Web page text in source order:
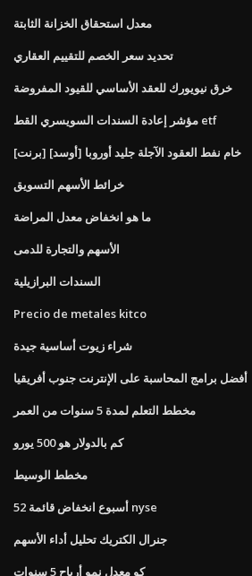
معدل استحقاق الخزانة الثابتة
تحديد سعر الخصم للتقييم العقاري
خرق نيويورك للعقد الأساسي للقيود المفروضة
مؤشر إعادة السندات السويسري القط etf
[برنت] خام نفط العقود الآجلة جليد أوروبا [أوسد]
خرائط الأسهم التسويق
ما هو انخفاض معدل المراضة
الأسهم والتجارة للدمى
السندات البرازيلية
Precio de metales kitco
شراء زيوت أساسية جيدة
أفضل برامج المحاسبة على الإنترنت جنوب أفريقيا
مخطط التعلم لمدة 5 سنوات من العمر
كم بالدولار هو 500 يورو
مخطط الوسيط
52 أسبوع انخفاض قائمة nyse
جنرال الكتريك تحليل أداء الأسهم
كو معدل نمو أرباح 5 سنوات